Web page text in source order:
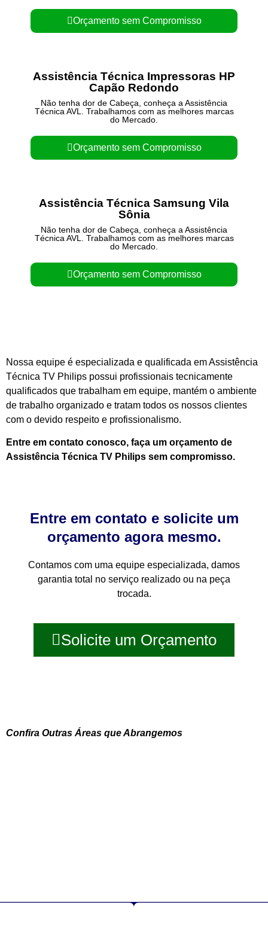
Orçamento sem Compromisso
Assistência Técnica Impressoras HP
Capão Redondo
Não tenha dor de Cabeça, conheça a Assistência
Técnica AVL. Trabalhamos com as melhores marcas
do Mercado.
Orçamento sem Compromisso
Assistência Técnica Samsung Vila
Sônia
Não tenha dor de Cabeça, conheça a Assistência
Técnica AVL. Trabalhamos com as melhores marcas
do Mercado.
Orçamento sem Compromisso
Nossa equipe é especializada e qualificada em Assistência
Técnica TV Philips possui profissionais tecnicamente
qualificados que trabalham em equipe, mantém o ambiente
de trabalho organizado e tratam todos os nossos clientes
com o devido respeito e profissionalismo.
Entre em contato conosco, faça um orçamento de
Assistência Técnica TV Philips sem compromisso.
Entre em contato e solicite um
orçamento agora mesmo.
Contamos com uma equipe especializada, damos
garantia total no serviço realizado ou na peça
trocada.
Solicite um Orçamento
Confira Outras Áreas que Abrangemos